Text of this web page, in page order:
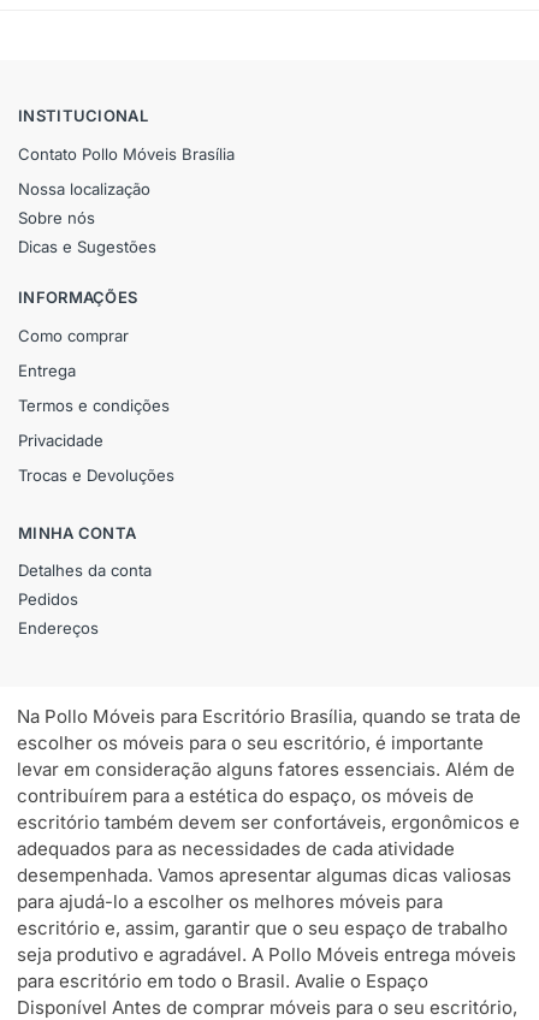
INSTITUCIONAL
Contato Pollo Móveis Brasília
Nossa localização
Sobre nós
Dicas e Sugestões
INFORMAÇÕES
Como comprar
Entrega
Termos e condições
Privacidade
Trocas e Devoluções
MINHA CONTA
Detalhes da conta
Pedidos
Endereços
Na Pollo Móveis para Escritório Brasília, quando se trata de
escolher os móveis para o seu escritório, é importante
levar em consideração alguns fatores essenciais. Além de
contribuírem para a estética do espaço, os móveis de
escritório também devem ser confortáveis, ergonômicos e
adequados para as necessidades de cada atividade
desempenhada. Vamos apresentar algumas dicas valiosas
para ajudá-lo a escolher os melhores móveis para
escritório e, assim, garantir que o seu espaço de trabalho
seja produtivo e agradável. A Pollo Móveis entrega móveis
para escritório em todo o Brasil. Avalie o Espaço
Disponível Antes de comprar móveis para o seu escritório,